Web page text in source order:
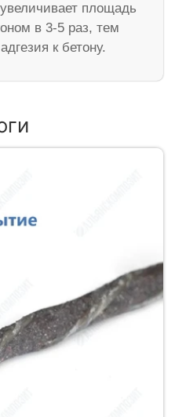
площадь
в 3-5 раз, тем
к бетону.